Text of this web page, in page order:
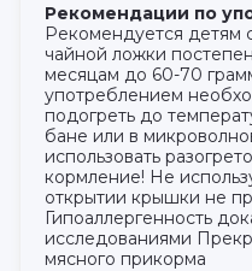
Рекомендации по
Рекомендуется детям
чайной ложки
месяцам до 60-70
употреблением
подогреть до
бане или в
использовать
кормление! Не
открытии крышки не
Гипоаллергенность
исследованиями
мясного прикорма